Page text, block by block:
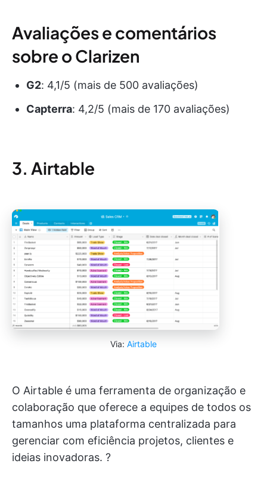
Avaliações e comentários
sobre o Clarizen
G2: 4,1/5 (mais de 500 avaliações)
Capterra: 4,2/5 (mais de 170 avaliações)
3. Airtable
Via: Airtable
O Airtable é uma ferramenta de organização e
colaboração que oferece a equipes de todos os
tamanhos uma plataforma centralizada para
gerenciar com eficiência projetos, clientes e
ideias inovadoras. ?